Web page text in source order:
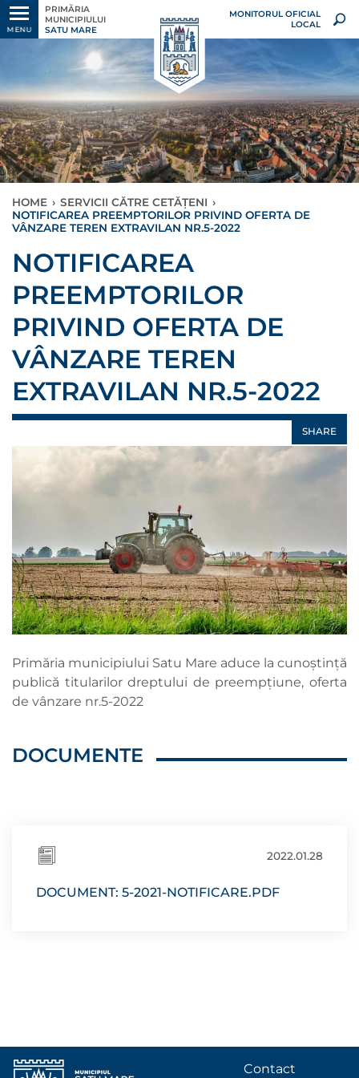
MENU
PRIMĂRIA
MUNICIPIULUI
SATU MARE
MONITORUL OFICIAL
LOCAL
HOME › SERVICII CĂTRE CETĂȚENI ›
NOTIFICAREA PREEMPTORILOR PRIVIND OFERTA DE
VÂNZARE TEREN EXTRAVILAN NR.5-2022
NOTIFICAREA
PREEMPTORILOR
PRIVIND OFERTA DE
VÂNZARE TEREN
EXTRAVILAN NR.5-2022
SHARE
Primăria municipiului Satu Mare aduce la cunoștință
publică titularilor dreptului de preempțiune, oferta
de vânzare nr.5-2022
DOCUMENTE
2022.01.28
DOCUMENT: 5-2021-NOTIFICARE.PDF
Contact